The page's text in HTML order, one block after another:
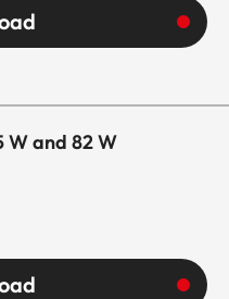
W and 82 W